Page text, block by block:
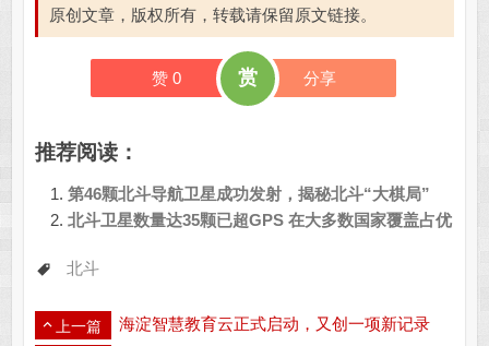
原创文章，版权所有，转载请保留原文链接。
赞 0 赏 分享
推荐阅读：
第46颗北斗导航卫星成功发射，揭秘北斗“大棋局”
北斗卫星数量达35颗已超GPS 在大多数国家覆盖占优
北斗
上一篇 海淀智慧教育云正式启动，又创一项新记录